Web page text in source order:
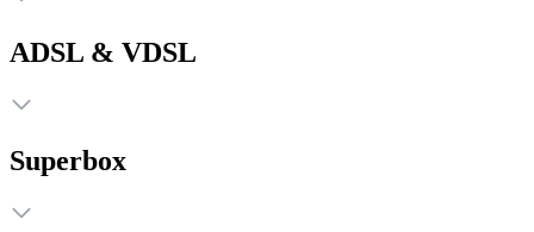
ADSL & VDSL
Superbox